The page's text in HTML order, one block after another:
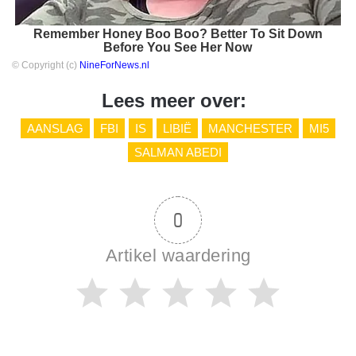
Remember Honey Boo Boo? Better To Sit Down
Before You See Her Now
© Copyright (c) NineForNews.nl
Lees meer over:
AANSLAG FBI IS LIBIË MANCHESTER
MI5
SALMAN ABEDI
0
Artikel waardering